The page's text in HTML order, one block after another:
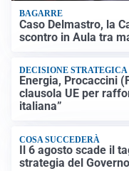
BAGARRE
Caso Delmastro, la
scontro in Aula tra
DECISIONE STRATEGICA
Energia, Procaccini
clausola UE per
italiana”
COSA SUCCEDERÀ
Il 6 agosto scade il
strategia del